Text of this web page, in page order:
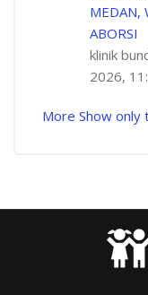
MEDAN,
ABORSI
klinik
2026,
More Show only